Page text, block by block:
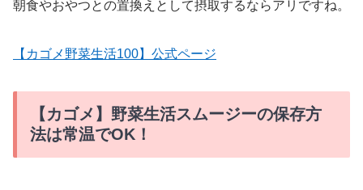
朝食やおやつとの置換えとして摂取するならアリですね。
【カゴメ野菜生活100】公式ページ
【カゴメ】野菜生活スムージーの保存方
法は常温でOK！